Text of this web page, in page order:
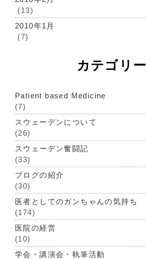
(13)
2010年1月
(7)
カテゴリー
Patient based Medicine
(7)
スウェーデンについて
(26)
スウェーデン奮闘記
(33)
ブログの紹介
(30)
医者としてのガンちゃんの気持ち
(174)
医院の経営
(10)
学会・講演会・執筆活動